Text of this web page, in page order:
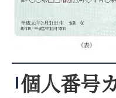
個人番号